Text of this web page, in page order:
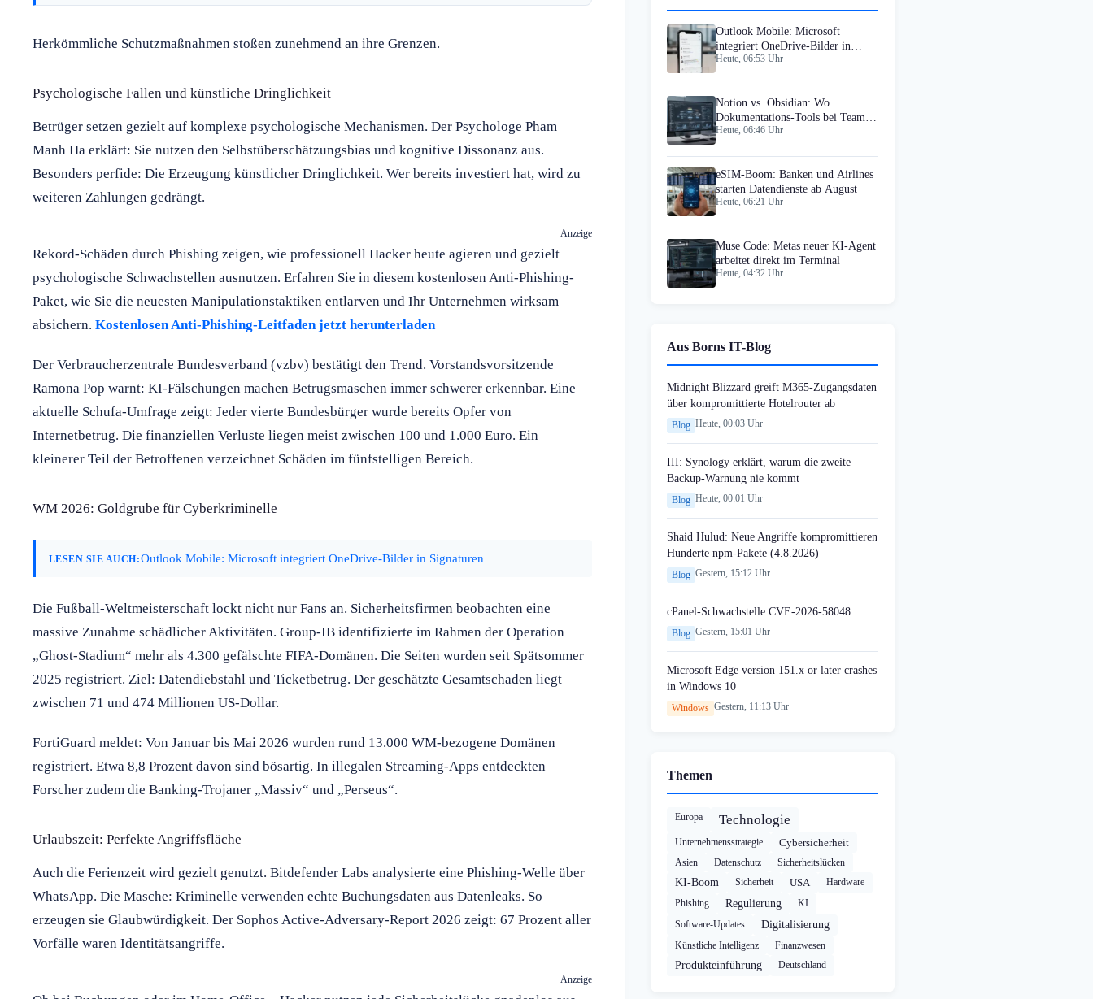
Herkömmliche Schutzmaßnahmen stoßen zunehmend an ihre Grenzen.
Psychologische Fallen und künstliche Dringlichkeit
Betrüger setzen gezielt auf komplexe psychologische Mechanismen. Der Psychologe Pham
Manh Ha erklärt: Sie nutzen den Selbstüberschätzungsbias und kognitive Dissonanz aus.
Besonders perfide: Die Erzeugung künstlicher Dringlichkeit. Wer bereits investiert hat, wird zu
weiteren Zahlungen gedrängt.
Anzeige
Rekord-Schäden durch Phishing zeigen, wie professionell Hacker heute agieren und gezielt
psychologische Schwachstellen ausnutzen. Erfahren Sie in diesem kostenlosen Anti-Phishing-
Paket, wie Sie die neuesten Manipulationstaktiken entlarven und Ihr Unternehmen wirksam
absichern. Kostenlosen Anti-Phishing-Leitfaden jetzt herunterladen
Der Verbraucherzentrale Bundesverband (vzbv) bestätigt den Trend. Vorstandsvorsitzende
Ramona Pop warnt: KI-Fälschungen machen Betrugsmaschen immer schwerer erkennbar. Eine
aktuelle Schufa-Umfrage zeigt: Jeder vierte Bundesbürger wurde bereits Opfer von
Internetbetrug. Die finanziellen Verluste liegen meist zwischen 100 und 1.000 Euro. Ein
kleinerer Teil der Betroffenen verzeichnet Schäden im fünfstelligen Bereich.
WM 2026: Goldgrube für Cyberkriminelle
LESEN SIE AUCH:Outlook Mobile: Microsoft integriert OneDrive-Bilder in Signaturen
Die Fußball-Weltmeisterschaft lockt nicht nur Fans an. Sicherheitsfirmen beobachten eine
massive Zunahme schädlicher Aktivitäten. Group-IB identifizierte im Rahmen der Operation
„Ghost-Stadium“ mehr als 4.300 gefälschte FIFA-Domänen. Die Seiten wurden seit Spätsommer
2025 registriert. Ziel: Datendiebstahl und Ticketbetrug. Der geschätzte Gesamtschaden liegt
zwischen 71 und 474 Millionen US-Dollar.
FortiGuard meldet: Von Januar bis Mai 2026 wurden rund 13.000 WM-bezogene Domänen
registriert. Etwa 8,8 Prozent davon sind bösartig. In illegalen Streaming-Apps entdeckten
Forscher zudem die Banking-Trojaner „Massiv“ und „Perseus“.
Urlaubszeit: Perfekte Angriffsfläche
Auch die Ferienzeit wird gezielt genutzt. Bitdefender Labs analysierte eine Phishing-Welle über
WhatsApp. Die Masche: Kriminelle verwenden echte Buchungsdaten aus Datenleaks. So
erzeugen sie Glaubwürdigkeit. Der Sophos Active-Adversary-Report 2026 zeigt: 67 Prozent aller
Vorfälle waren Identitätsangriffe.
Anzeige
Outlook Mobile: Microsoft
integriert OneDrive-Bilder in
Signaturen
Heute, 06:53 Uhr
Notion vs. Obsidian: Wo
Dokumentations-Tools bei Teams
scheitern
Heute, 06:46 Uhr
eSIM-Boom: Banken und Airlines
starten Datendienste ab August
Heute, 06:21 Uhr
Muse Code: Metas neuer KI-Agent
arbeitet direkt im Terminal
Heute, 04:32 Uhr
Aus Borns IT-Blog
Midnight Blizzard greift M365-Zugangsdaten
über kompromittierte Hotelrouter ab
Blog Heute, 00:03 Uhr
III: Synology erklärt, warum die zweite
Backup-Warnung nie kommt
Blog Heute, 00:01 Uhr
Shaid Hulud: Neue Angriffe kompromittieren
Hunderte npm-Pakete (4.8.2026)
Blog Gestern, 15:12 Uhr
cPanel-Schwachstelle CVE-2026-58048
Blog Gestern, 15:01 Uhr
Microsoft Edge version 151.x or later crashes
in Windows 10
Windows Gestern, 11:13 Uhr
Themen
Europa Technologie
Unternehmensstrategie Cybersicherheit
Asien Datenschutz Sicherheitslücken
KI-Boom Sicherheit USA
Hardware
Phishing
Regulierung
KI
Software-Updates
Digitalisierung
Künstliche Intelligenz Finanzwesen
Produkteinführung Deutschland